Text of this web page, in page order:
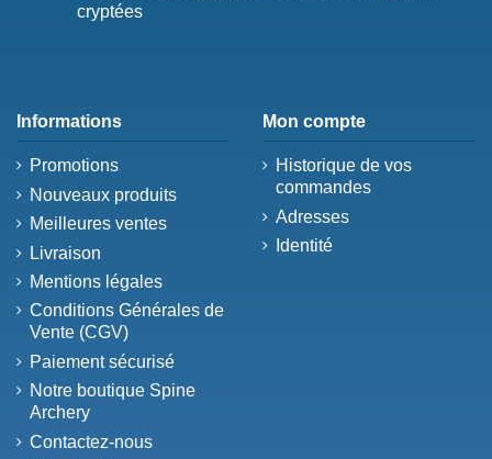
cryptées
Informations
Promotions
Nouveaux produits
Meilleures ventes
Livraison
Mentions légales
Conditions Générales de
Vente (CGV)
Paiement sécurisé
Notre boutique Spine
Archery
Contactez-nous
Mon compte
Historique de vos
commandes
Adresses
Identité